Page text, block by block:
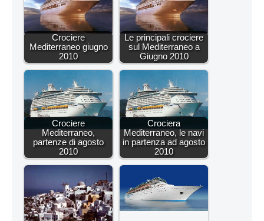
Crociere
Mediterraneo giugno
2010
Le principali crociere
sul Mediterraneo a
Giugno 2010
Crociere
Mediterraneo,
partenze di agosto
2010
Crociera
Mediterraneo, le navi
in partenza ad agosto
2010